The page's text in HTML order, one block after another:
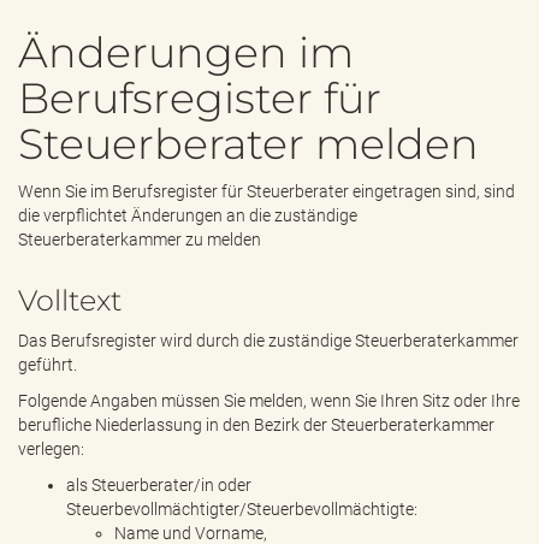
u
s
e
Änderungen im
Berufsregister für
Steuerberater melden
Wenn Sie im Berufsregister für Steuerberater eingetragen sind, sind
die verpflichtet Änderungen an die zuständige
Steuerberaterkammer zu melden
Volltext
Das Berufsregister wird durch die zuständige Steuerberaterkammer
geführt.
Folgende Angaben müssen Sie melden, wenn Sie Ihren Sitz oder Ihre
berufliche Niederlassung in den Bezirk der Steuerberaterkammer
verlegen:
als Steuerberater/in oder
Steuerbevollmächtigter/Steuerbevollmächtigte:
Name und Vorname,